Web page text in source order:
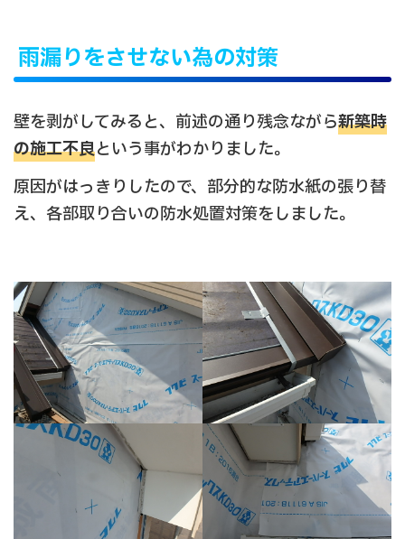
雨漏りをさせない為の対策
壁を剥がしてみると、前述の通り残念ながら新築時
の施工不良という事がわかりました。
原因がはっきりしたので、部分的な防水紙の張り替
え、各部取り合いの防水処置対策をしました。